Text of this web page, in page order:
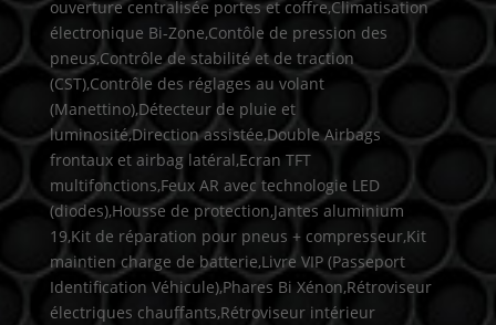
ouverture centralisée portes et coffre,Climatisation
électronique Bi-Zone,Contôle de pression des
pneus,Contrôle de stabilité et de traction
(CST),Contrôle des réglages au volant
(Manettino),Détecteur de pluie et
luminosité,Direction assistée,Double Airbags
frontaux et airbag latéral,Ecran TFT
multifonctions,Feux AR avec technologie LED
(diodes),Housse de protection,Jantes aluminium
19,Kit de réparation pour pneus + compresseur,Kit
maintien charge de batterie,Livre VIP (Passeport
Identification Véhicule),Phares Bi Xénon,Rétroviseur
électriques chauffants,Rétroviseur intérieur